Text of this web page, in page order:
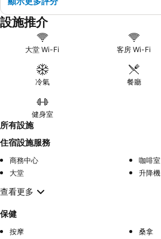
設施推介
大堂 Wi-Fi 客房 Wi-Fi
冷氣 餐廳
健身室
所有設施
住宿設施服務
商務中心
咖啡室
大堂
升降機
查看更多
保健
按摩 桑拿